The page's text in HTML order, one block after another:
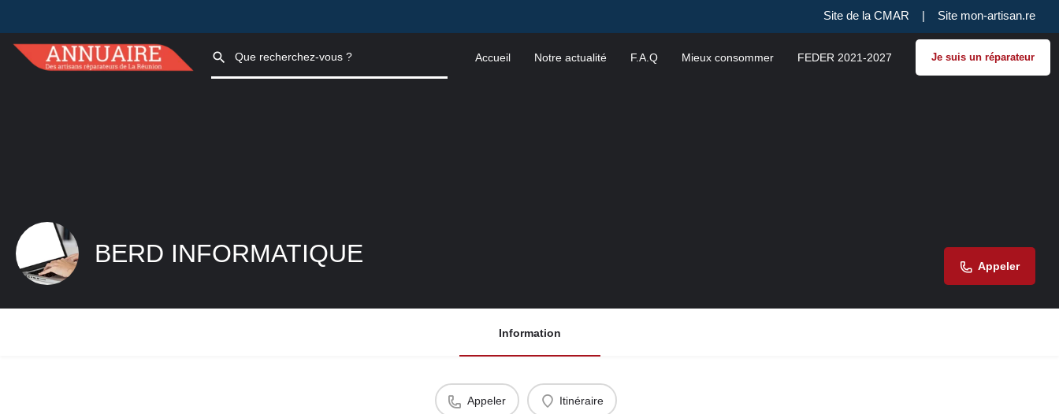
Site de la CMAR | Site mon-artisan.re
Accueil Notre actualité F.A.Q Mieux consommer FEDER 2021-2027 Je suis un réparateur
BERD INFORMATIQUE Appeler
Information
Appeler Itinéraire